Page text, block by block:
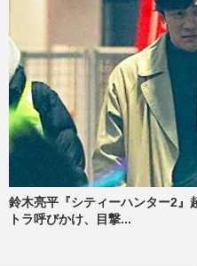
鈴木亮平『シティーハンター2
トラ呼びかけ、目撃...